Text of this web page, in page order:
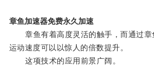
章鱼加速器免费永久加速
章鱼有着高度灵活的触手，而通过章
运动速度可以以惊人的倍数提升。
这项技术的应用前景广阔。